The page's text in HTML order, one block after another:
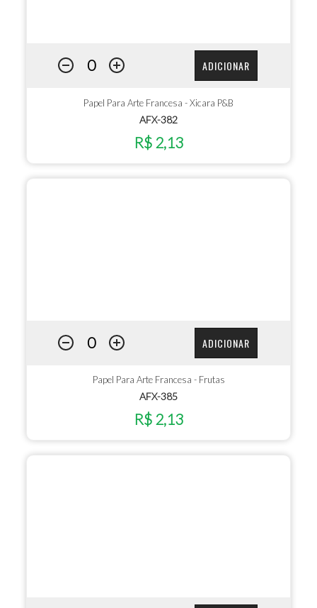
ADICIONAR
Papel Para Arte Francesa - Xicara P&B
AFX-382
R$ 2,13
ADICIONAR
Papel Para Arte Francesa - Frutas
AFX-385
R$ 2,13